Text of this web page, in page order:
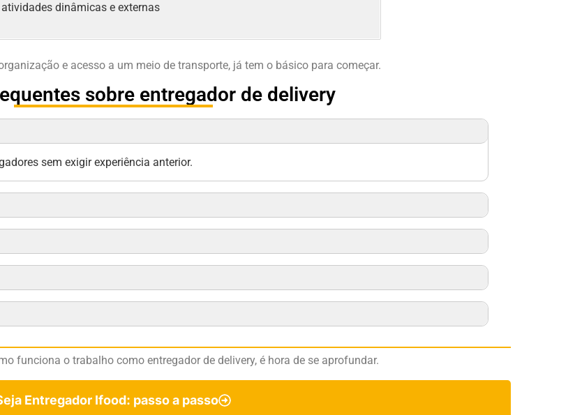
dinâmicas e externas
e acesso a um meio de transporte, já tem o básico para começar.
sobre entregador de delivery
sem exigir experiência anterior.
funciona o trabalho como entregador de delivery, é hora de se aprofundar.
Entregador Ifood: passo a passo